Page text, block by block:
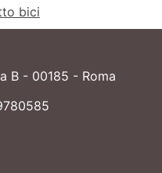
bici
B - 00185 - Roma